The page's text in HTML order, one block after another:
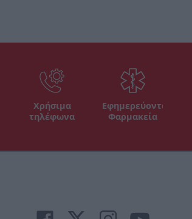
Χρήσιμα
τηλέφωνα
Εφημερεύοντα
Φαρμακεία